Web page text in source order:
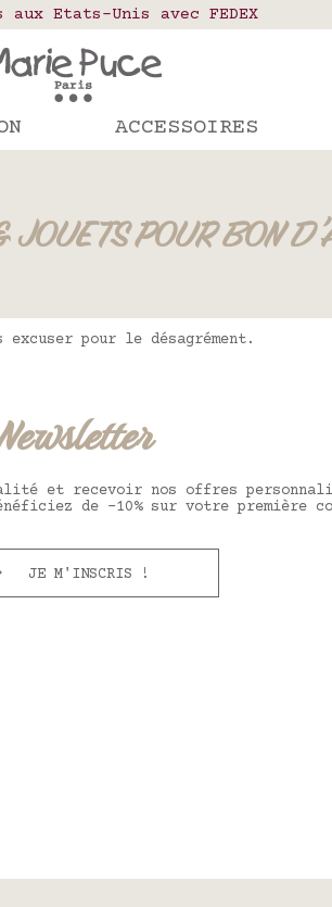
part en vacances !
le 4 août seront expédiées le
Etats-Unis avec FEDEX
Belgique, Luxembourg,
ACCESSOIRES
JOUETS POUR BON
excuser pour le désagrément.
et recevoir nos offres
de -10% sur votre première
JE M'INSCRIS !